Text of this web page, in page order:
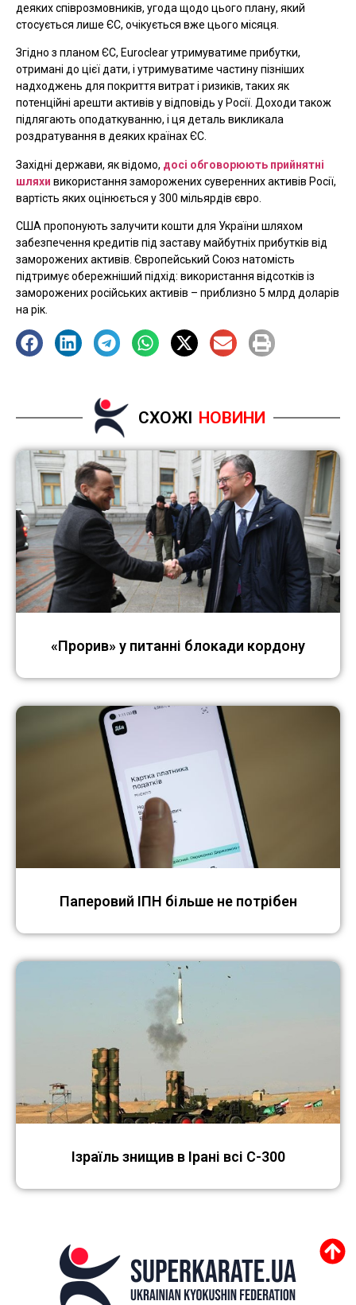
деяких співрозмовників, угода щодо цього плану, який
стосується лише ЄС, очікується вже цього місяця.
Згідно з планом ЄС, Euroclear утримуватиме прибутки,
отримані до цієї дати, і утримуватиме частину пізніших
надходжень для покриття витрат і ризиків, таких як
потенційні арешти активів у відповідь у Росії. Доходи також
підлягають оподаткуванню, і ця деталь викликала
роздратування в деяких країнах ЄС.
Західні держави, як відомо, досі обговорюють прийнятні
шляхи використання заморожених суверенних активів Росії,
вартість яких оцінюється у 300 мільярдів євро.
США пропонують залучити кошти для України шляхом
забезпечення кредитів під заставу майбутніх прибутків від
заморожених активів. Європейський Союз натомість
підтримує обережніший підхід: використання відсотків із
заморожених російських активів – приблизно 5 млрд доларів
на рік.
СХОЖІ НОВИНИ
«Прорив» у питанні блокади кордону
Паперовий ІПН більше не потрібен
Ізраїль знищив в Ірані всі С-300